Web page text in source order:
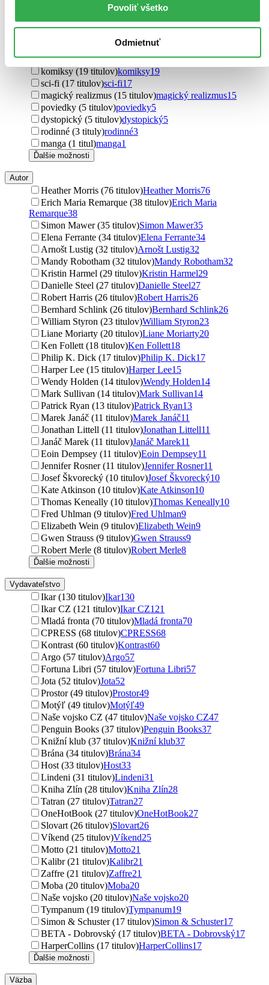
Povoliť všetko
Odmietnuť
Podžáner
náučné20
detektívky (19 titulov)detektívky19
komiksy (19 titulov)komiksy19
sci-fi (17 titulov)sci-fi17
magický realizmus (15 titulov)magický realizmus15
poviedky (5 titulov)poviedky5
dystopický (5 titulov)dystopický5
rodinné (3 tituly)rodinné3
manga (1 titul)manga1
Ďalšie možnosti
Autor
Heather Morris (76 titulov)Heather Morris76
Erich Maria Remarque (38 titulov)Erich Maria
Remarque38
Simon Mawer (35 titulov)Simon Mawer35
Elena Ferrante (34 titulov)Elena Ferrante34
Arnošt Lustig (32 titulov)Arnošt Lustig32
Mandy Robotham (32 titulov)Mandy Robotham32
Kristin Harmel (29 titulov)Kristin Harmel29
Danielle Steel (27 titulov)Danielle Steel27
Robert Harris (26 titulov)Robert Harris26
Bernhard Schlink (26 titulov)Bernhard Schlink26
William Styron (23 titulov)William Styron23
Liane Moriarty (20 titulov)Liane Moriarty20
Ken Follett (18 titulov)Ken Follett18
Philip K. Dick (17 titulov)Philip K. Dick17
Harper Lee (15 titulov)Harper Lee15
Wendy Holden (14 titulov)Wendy Holden14
Mark Sullivan (14 titulov)Mark Sullivan14
Patrick Ryan (13 titulov)Patrick Ryan13
Marek Janáč (11 titulov)Marek Janáč11
Jonathan Littell (11 titulov)Jonathan Littell11
Janáč Marek (11 titulov)Janáč Marek11
Eoin Dempsey (11 titulov)Eoin Dempsey11
Jennifer Rosner (11 titulov)Jennifer Rosner11
Josef Škvorecký (10 titulov)Josef Škvorecký10
Kate Atkinson (10 titulov)Kate Atkinson10
Thomas Keneally (10 titulov)Thomas Keneally10
Fred Uhlman (9 titulov)Fred Uhlman9
Elizabeth Wein (9 titulov)Elizabeth Wein9
Gwen Strauss (9 titulov)Gwen Strauss9
Robert Merle (8 titulov)Robert Merle8
Ďalšie možnosti
Vydavateľstvo
Ikar (130 titulov)Ikar130
Ikar CZ (121 titulov)Ikar CZ121
Mladá fronta (70 titulov)Mladá fronta70
CPRESS (68 titulov)CPRESS68
Kontrast (60 titulov)Kontrast60
Argo (57 titulov)Argo57
Fortuna Libri (57 titulov)Fortuna Libri57
Jota (52 titulov)Jota52
Prostor (49 titulov)Prostor49
Motýľ (49 titulov)Motýľ49
Naše vojsko CZ (47 titulov)Naše vojsko CZ47
Penguin Books (37 titulov)Penguin Books37
Knižní klub (37 titulov)Knižní klub37
Brána (34 titulov)Brána34
Host (33 titulov)Host33
Lindeni (31 titulov)Lindeni31
Kniha Zlín (28 titulov)Kniha Zlín28
Tatran (27 titulov)Tatran27
OneHotBook (27 titulov)OneHotBook27
Slovart (26 titulov)Slovart26
Víkend (25 titulov)Víkend25
Motto (21 titulov)Motto21
Kalibr (21 titulov)Kalibr21
Zaffre (21 titulov)Zaffre21
Moba (20 titulov)Moba20
Naše vojsko (20 titulov)Naše vojsko20
Tympanum (19 titulov)Tympanum19
Simon & Schuster (17 titulov)Simon & Schuster17
BETA - Dobrovský (17 titulov)BETA - Dobrovský17
HarperCollins (17 titulov)HarperCollins17
Ďalšie možnosti
Väzba